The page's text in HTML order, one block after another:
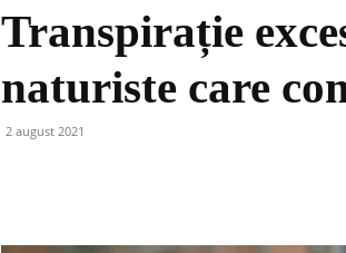
Transpirație
naturiste care
2 august 2021